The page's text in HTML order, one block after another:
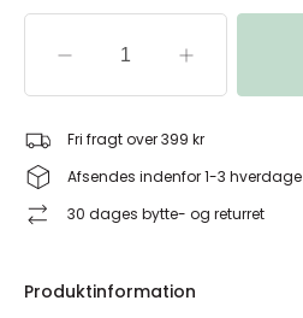
Fri fragt over 399 kr
Afsendes indenfor 1-3 hverdage
30 dages bytte- og returret
Produktinformation